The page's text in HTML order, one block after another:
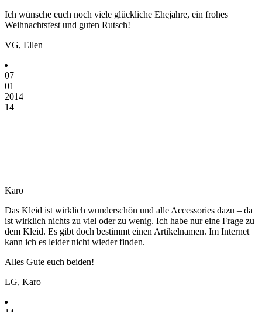
Ich wünsche euch noch viele glückliche Ehejahre, ein frohes
Weihnachtsfest und guten Rutsch!
VG, Ellen
07
01
2014
14
Karo
Das Kleid ist wirklich wunderschön und alle Accessories dazu – da
ist wirklich nichts zu viel oder zu wenig. Ich habe nur eine Frage zu
dem Kleid. Es gibt doch bestimmt einen Artikelnamen. Im Internet
kann ich es leider nicht wieder finden.
Alles Gute euch beiden!
LG, Karo